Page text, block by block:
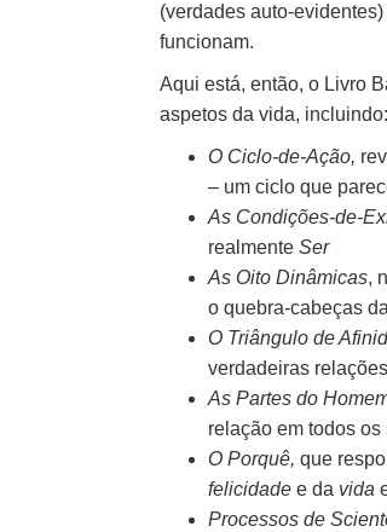
(verdades auto-
funcionam.
Aqui está, então, o Livro
aspetos da vida, incluindo:
O Ciclo-de-Ação,
– um ciclo que
As Condições-de-
realmente Ser
As Oito Dinâmicas,
o quebra-cabeças
O Triângulo de
verdadeiras
As Partes do
relação em todos os
O Porquê, que
felicidade e da vida
Processos de